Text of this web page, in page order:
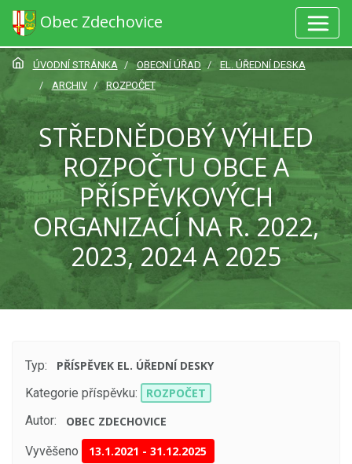
Obec Zdechovice
ÚVODNÍ STRÁNKA OBECNÍ ÚŘAD
EL. ÚŘEDNÍ DESKA
ARCHIV
ROZPOČET
STŘEDNĚDOBÝ VÝHLED
ROZPOČTU OBCE A
PŘÍSPĚVKOVÝCH
ORGANIZACÍ NA R. 2022,
2023, 2024 A 2025
Typ:
PŘÍSPĚVEK EL. ÚŘEDNÍ DESKY
Kategorie příspěvku:
ROZPOČET
Autor:
OBEC ZDECHOVICE
Vyvěšeno 13.1.2021 -31.12.2025